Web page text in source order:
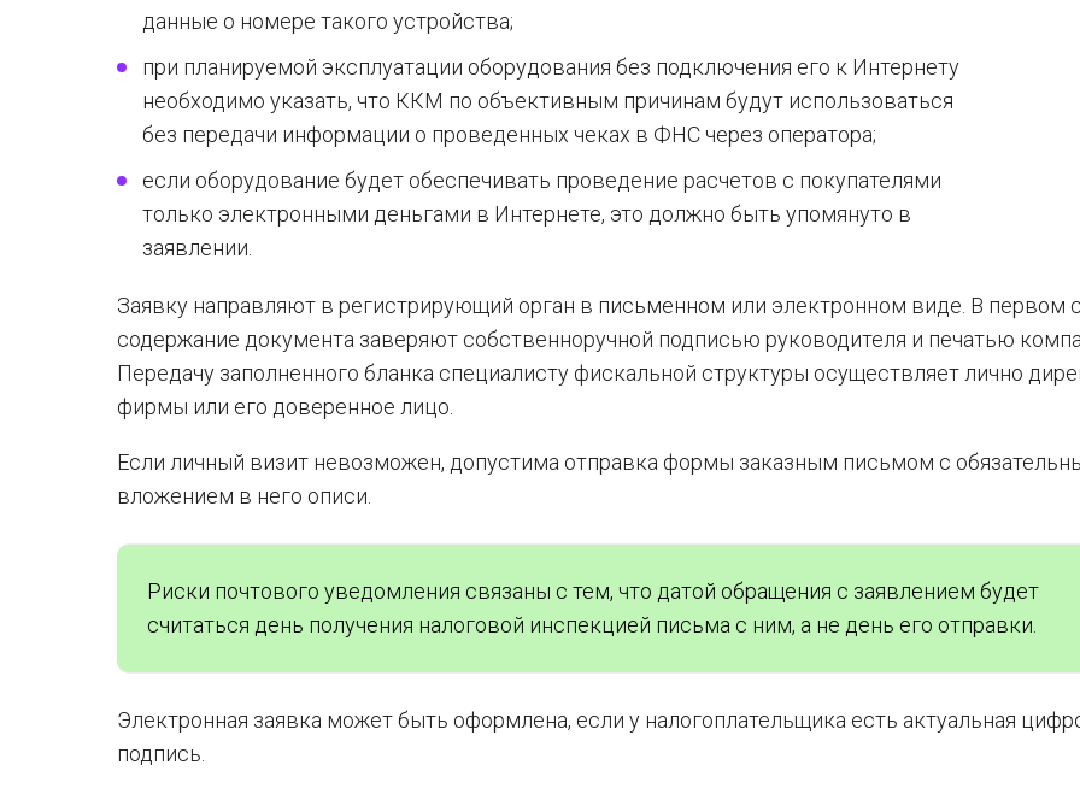
данные о номере такого устройства;
при планируемой эксплуатации оборудования без подключения его к Интернету
необходимо указать, что ККМ по объективным причинам будут использоваться
без передачи информации о проведенных чеках в ФНС через оператора;
если оборудование будет обеспечивать проведение расчетов с покупателями
только электронными деньгами в Интернете, это должно быть упомянуто в
заявлении.
Заявку направляют в регистрирующий орган в письменном или электронном виде. В первом
содержание документа заверяют собственноручной подписью руководителя и печатью
Передачу заполненного бланка специалисту фискальной структуры осуществляет лично
фирмы или его доверенное лицо.
Если личный визит невозможен, допустима отправка формы заказным письмом с
вложением в него описи.
Риски почтового уведомления связаны с тем, что датой обращения с заявлением будет
считаться день получения налоговой инспекцией письма с ним, а не день его отправки.
Электронная заявка может быть оформлена, если у налогоплательщика есть актуальная
подпись.